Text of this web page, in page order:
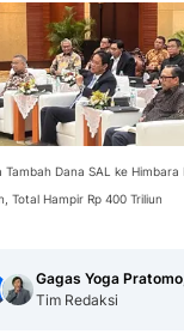
Tambah Dana SAL ke Himbara
Total Hampir Rp 400 Triliun
Gagas Yoga
Tim Redaksi